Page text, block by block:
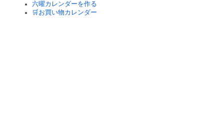
六曜カレンダーを作る
🛒お買い物カレンダー